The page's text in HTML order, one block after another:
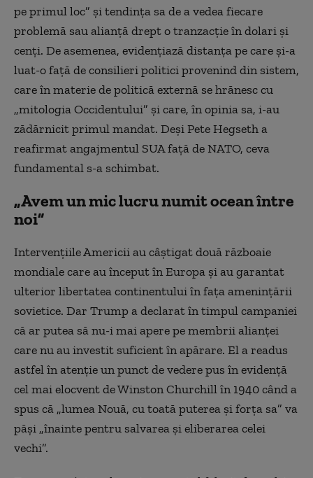
pe primul loc” şi tendinţa sa de a vedea fiecare
problemă sau alianţă drept o tranzacţie în dolari şi
cenţi. De asemenea, evidenţiază distanţa pe care şi-a
luat-o faţă de consilieri politici provenind din sistem,
care în materie de politică externă se hrănesc cu
„mitologia Occidentului” şi care, în opinia sa, i-au
zădărnicit primul mandat. Deşi Pete Hegseth a
reafirmat angajmentul SUA faţă de NATO, ceva
fundamental s-a schimbat.
„Avem un mic lucru numit ocean între
noi”
Intervenţiile Americii au câştigat două războaie
mondiale care au început în Europa şi au garantat
ulterior libertatea continentului în faţa ameninţării
sovietice. Dar Trump a declarat în timpul campaniei
că ar putea să nu-i mai apere pe membrii alianţei
care nu au investit suficient în apărare. El a readus
astfel în atenţie un punct de vedere pus în evidenţă
cel mai elocvent de Winston Churchill în 1940 când a
spus că „lumea Nouă, cu toată puterea şi forţa sa” va
păşi „înainte pentru salvarea şi eliberarea celei
vechi”.